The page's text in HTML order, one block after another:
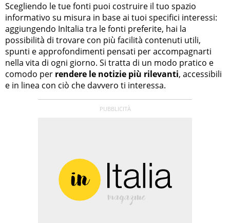
Scegliendo le tue fonti puoi costruire il tuo spazio
informativo su misura in base ai tuoi specifici interessi:
aggiungendo InItalia tra le fonti preferite, hai la
possibilità di trovare con più facilità contenuti utili,
spunti e approfondimenti pensati per accompagnarti
nella vita di ogni giorno. Si tratta di un modo pratico e
comodo per rendere le notizie più rilevanti, accessibili
e in linea con ciò che davvero ti interessa.